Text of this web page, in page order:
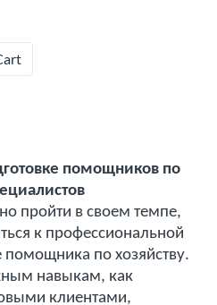
помощников по
пройти в своем темпе,
к профессиональной
помощника по хозяйству.
навыкам, как
клиентами,